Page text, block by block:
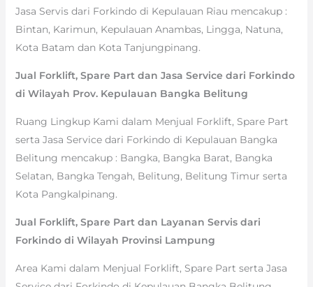
Jasa Servis dari Forkindo di Kepulauan Riau mencakup :
Bintan, Karimun, Kepulauan Anambas, Lingga, Natuna,
Kota Batam dan Kota Tanjungpinang.
Jual Forklift, Spare Part dan Jasa Service dari Forkindo
di Wilayah Prov. Kepulauan Bangka Belitung
Ruang Lingkup Kami dalam Menjual Forklift, Spare Part
serta Jasa Service dari Forkindo di Kepulauan Bangka
Belitung mencakup : Bangka, Bangka Barat, Bangka
Selatan, Bangka Tengah, Belitung, Belitung Timur serta
Kota Pangkalpinang.
Jual Forklift, Spare Part dan Layanan Servis dari
Forkindo di Wilayah Provinsi Lampung
Area Kami dalam Menjual Forklift, Spare Part serta Jasa